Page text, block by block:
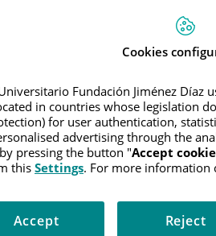
en un centro oncológico
ha diseminado más allá del cuello
Cookies
Fundación Jiménez Díaz
in countries whose legislation
for user authentication,
advertising through the
pressing the button "Accept
thisSettings. For more information
Reject
Accept